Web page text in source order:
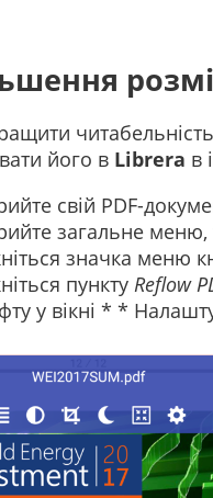
його в Librera в
свій PDF-
загальне
значка меню
пункту Reflow
у вікні * *